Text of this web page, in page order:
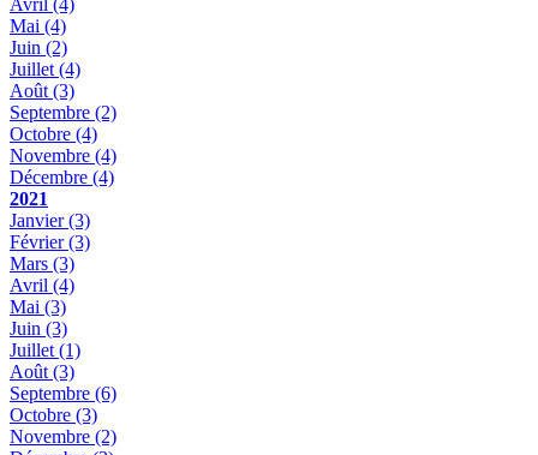
Mai (4)
Juin (2)
Juillet (4)
Août (3)
Septembre (2)
Octobre (4)
Novembre (4)
Décembre (4)
2021
Janvier(3)
Février(3)
Mars (3)
Avril (4)
Mai (3)
Juin (3)
Juillet (1)
Août (3)
Septembre (6)
Octobre (3)
Novembre (2)